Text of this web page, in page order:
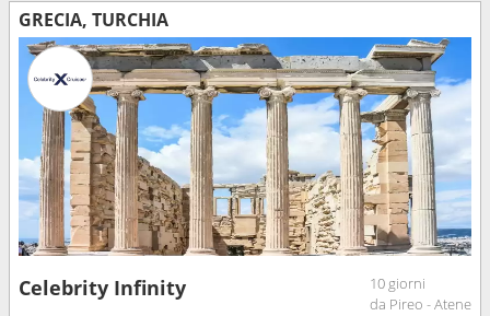
GRECIA, TURCHIA
Celebrity Infinity
10 giorni
da Pireo - Atene